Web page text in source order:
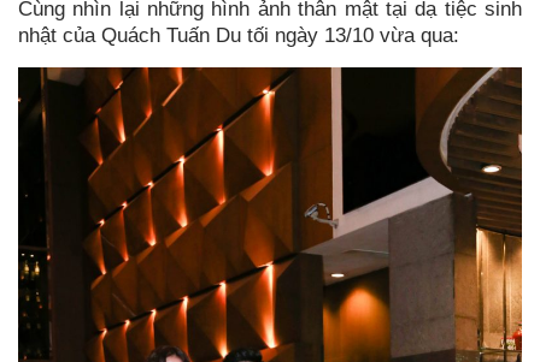
Cùng nhìn lại những hình ảnh thân mật tại dạ tiệc sinh
nhật của Quách Tuấn Du tối ngày 13/10 vừa qua: